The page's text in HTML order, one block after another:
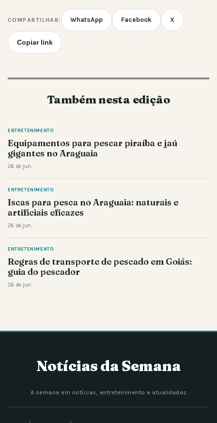
COMPARTILHAR: WhatsApp Facebook X
Copiar link
Também nesta edição
ENTRETENIMENTO
Equipamentos para pescar piraíba e jaú
gigantes no Araguaia
26 de jun.
ENTRETENIMENTO
Iscas para pesca no Araguaia: naturais e
artificiais eficazes
26 de jun.
ENTRETENIMENTO
Regras de transporte de pescado em Goiás:
guia do pescador
26 de jun.
Notícias da Semana
A semana em notícias, entretenimento e atualidades